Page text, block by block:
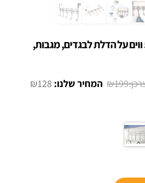
מתלה דקורטיבי 5 ווים על הדלת לבגדים, מגבות,
₪199
המחיר
₪128 המחיר